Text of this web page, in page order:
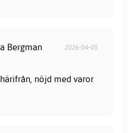
Bergman 2026-04-05
nöjd med varor